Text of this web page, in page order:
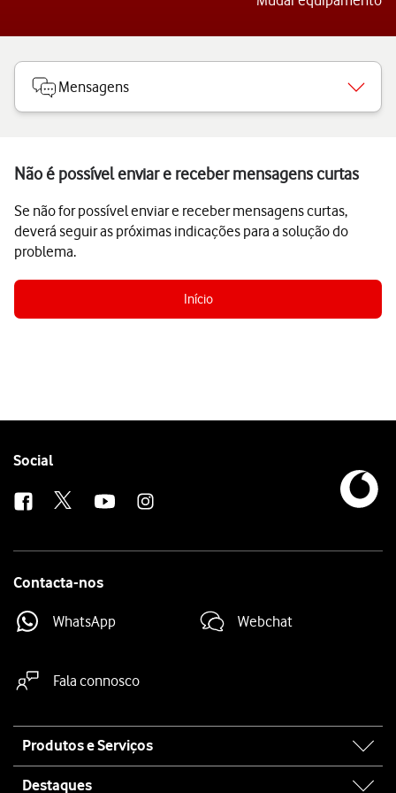
Mensagens
Não é possível enviar e receber mensagens curtas
Se não for possível enviar e receber mensagens curtas,
deverá seguir as próximas indicações para a solução do
problema.
Início
Follow
Social
Contacta-nos
WhatsApp Webchat
Fala connosco
map
Produtos e Serviços
Destaques